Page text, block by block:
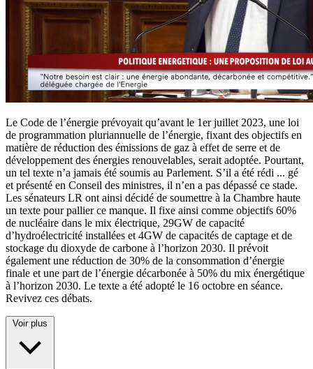
Le Code de l’énergie prévoyait qu’avant le 1er juillet 2023, une loi
de programmation pluriannuelle de l’énergie, fixant des objectifs en
matière de réduction des émissions de gaz à effet de serre et de
développement des énergies renouvelables, serait adoptée. Pourtant,
un tel texte n’a jamais été soumis au Parlement. S’il a été rédi ... gé
et présenté en Conseil des ministres, il n’en a pas dépassé ce stade.
Les sénateurs LR ont ainsi décidé de soumettre à la Chambre haute
un texte pour pallier ce manque. Il fixe ainsi comme objectifs 60%
de nucléaire dans le mix électrique, 29GW de capacité
d’hydroélectricité installées et 4GW de capacités de captage et de
stockage du dioxyde de carbone à l’horizon 2030. Il prévoit
également une réduction de 30% de la consommation d’énergie
finale et une part de l’énergie décarbonée à 50% du mix énergétique
à l’horizon 2030. Le texte a été adopté le 16 octobre en séance.
Revivez ces débats.
Voir plus